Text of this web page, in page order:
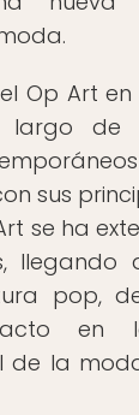
Op Art
largo de
sus
se ha
pop,
en
de la